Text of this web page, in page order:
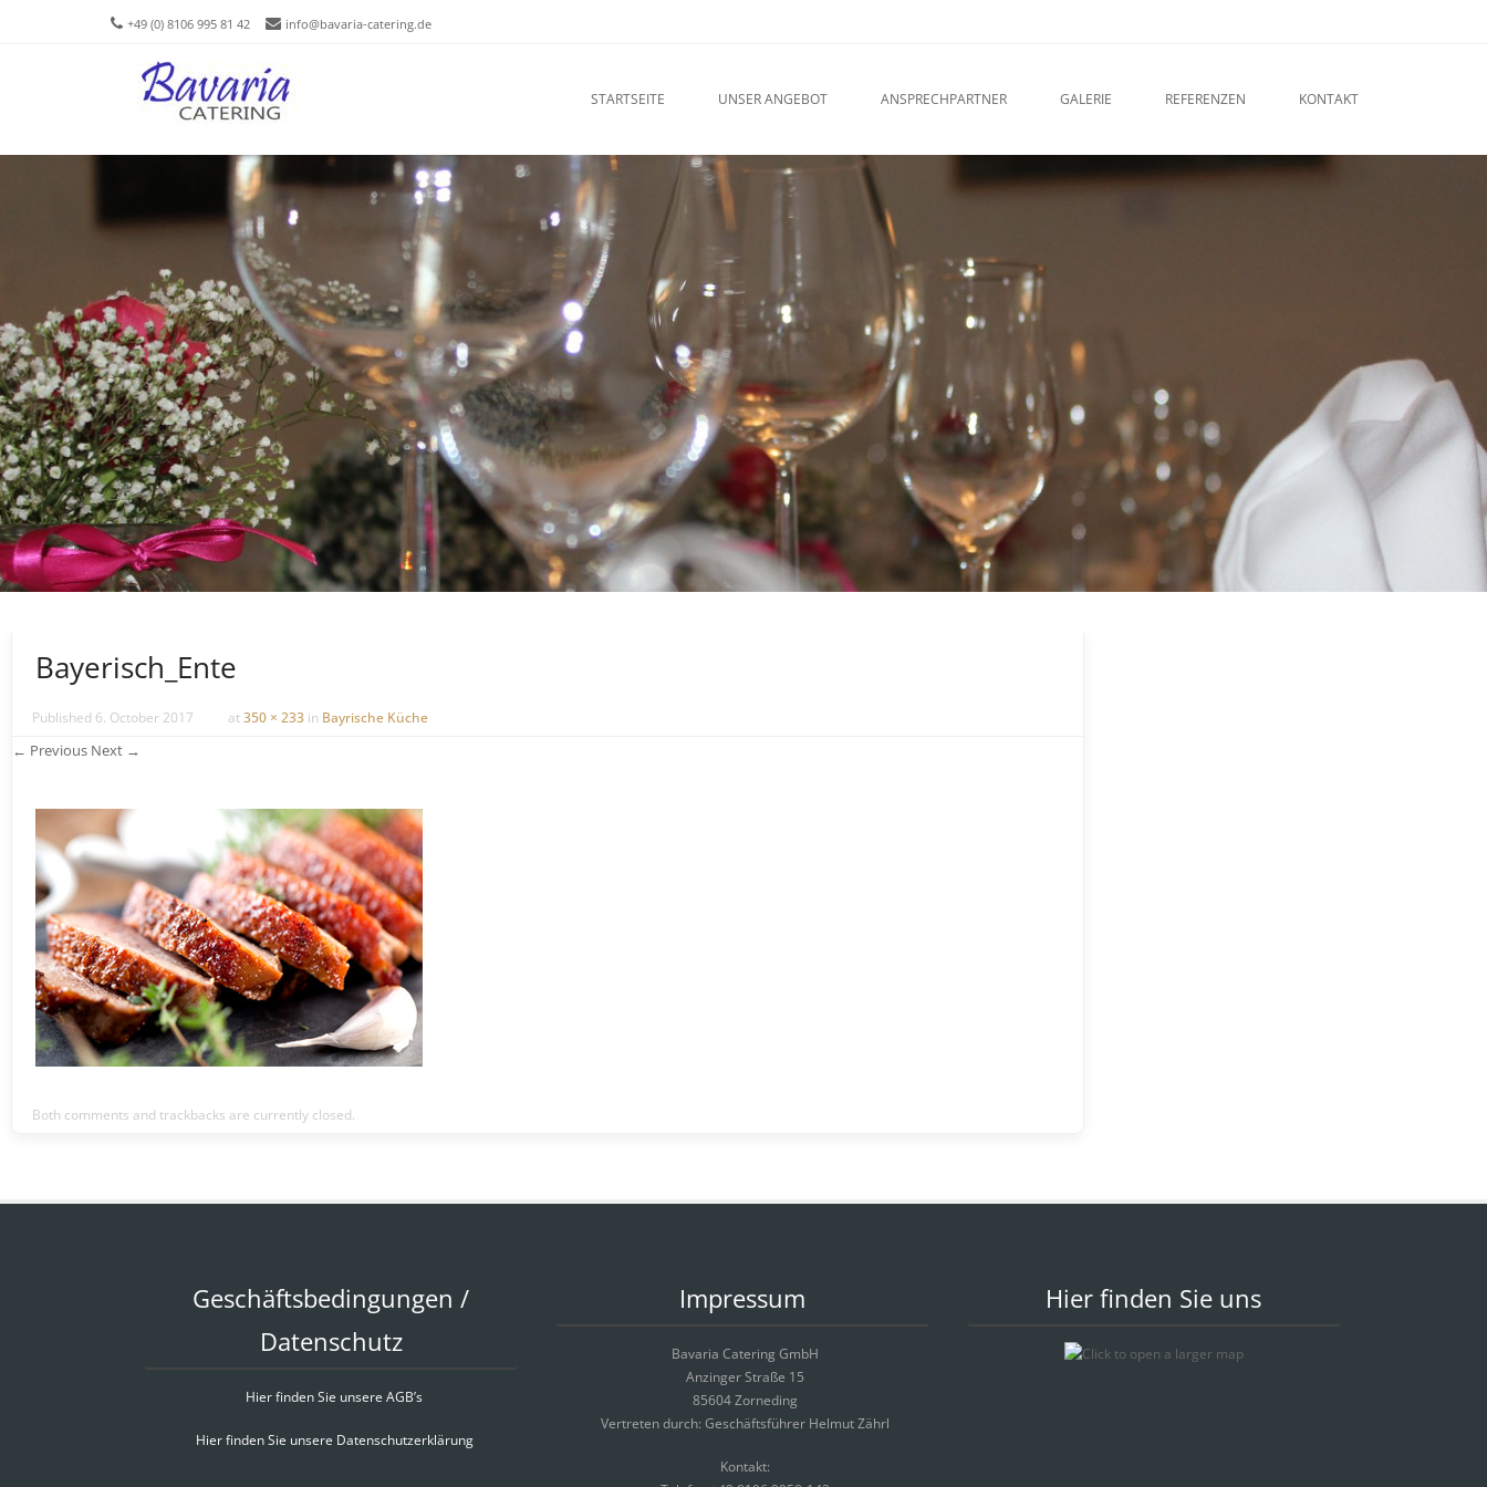
+49 (0) 8106 995 81 42 info@bavaria-catering.de
STARTSEITE UNSER ANGEBOT ANSPRECHPARTNER GALERIE REFERENZEN KONTAKT
Bayerisch_Ente
Published 6. October 2017 at350 × 233 in Bayrische Küche
← Previous Next →
Both comments and trackbacks are currently closed.
Geschäftsbedingungen /
Datenschutz
Hier finden Sie unsere AGB’s
Hier finden Sie unsere Datenschutzerklärung
Impressum
Bavaria Catering GmbH
Anzinger Straße 15
85604 Zorneding
Vertreten durch: Geschäftsführer Helmut Zährl
Kontakt:
Hier finden Sie uns